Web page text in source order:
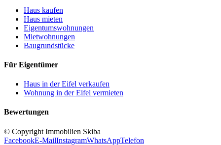
Haus kaufen
Haus mieten
Eigentumswohnungen
Mietwohnungen
Baugrundstücke
Für Eigentümer
Haus in der Eifel verkaufen
Wohnung in der Eifel vermieten
Bewertungen
© Copyright Immobilien Skiba
FacebookE-MailInstagramWhatsAppTelefon